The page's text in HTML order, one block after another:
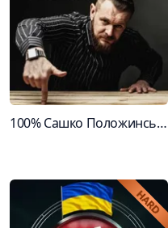
100% Сашко Положинський